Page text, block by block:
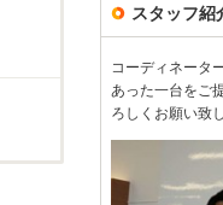
スタッフ紹
コーディネータ
あった一台をご
ろしくお願い致